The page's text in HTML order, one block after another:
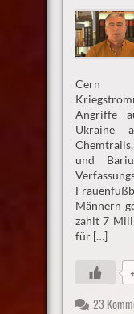
Cern
Angriffe
Ukraine
und
Männern
zahlt 7
für […]
23